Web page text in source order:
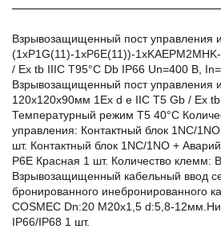
Взрывозащищенный пост управления
(1хP1G(11)-1хP6E(11))-
/ Eх tb IIIC T95°C Db IP66 Un=400 В,
Взрывозащищенный пост управления
120х120х90мм 1Eх d e IIC Т5 Gb / Eх
Температурный режим Т5 40°C
управления: Контактный блок 1NC/
шт. Контактный блок 1NC/1NO +
P6E Красная 1 шт. Количество клемм:
Взрывозащищенный кабельный ввод
бронированного инебронированного
COSMEC Dn:20 М20х1,5 d:5,8-
IP66/IP68 1 шт.